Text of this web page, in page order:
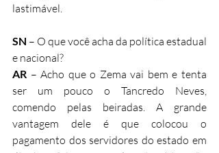
lastimável.
SN – O que você acha da política estadual
e nacional?
AR – Acho que o Zema vai bem e tenta
ser um pouco o Tancredo Neves,
comendo pelas beiradas. A grande
vantagem dele é que colocou o
pagamento dos servidores do estado em